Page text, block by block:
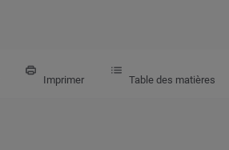
Imprimer Table des matières